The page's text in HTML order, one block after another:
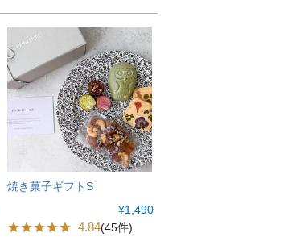
焼き菓子ギフトS
¥1,490
4.84(45件)